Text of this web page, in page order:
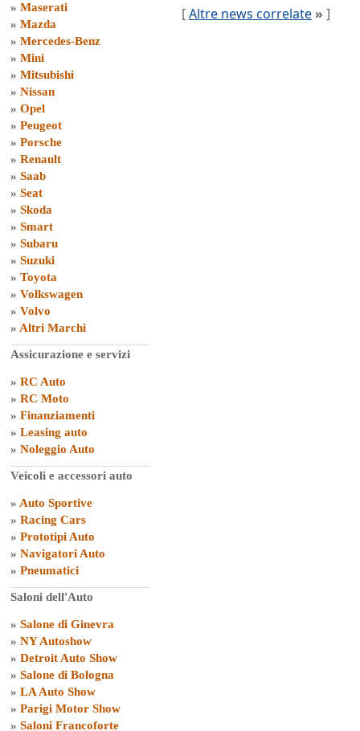
» Maserati
» Mazda
» Mercedes-Benz
» Mini
» Mitsubishi
» Nissan
» Opel
» Peugeot
» Porsche
» Renault
» Saab
» Seat
» Skoda
» Smart
» Subaru
» Suzuki
» Toyota
» Volkswagen
» Volvo
» Altri Marchi
Assicurazione e servizi
» RC Auto
» RC Moto
» Finanziamenti
» Leasing auto
» Noleggio Auto
Veicoli e accessori auto
» Auto Sportive
» Racing Cars
» Prototipi Auto
» Navigatori Auto
» Pneumatici
Saloni dell'Auto
» Salone di Ginevra
» NY Autoshow
» Detroit Auto Show
» Salone di Bologna
» LA Auto Show
» Parigi Motor Show
» Saloni Francoforte
[Altre news correlate » ]